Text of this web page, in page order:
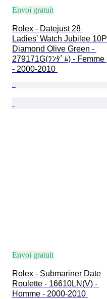
Envoi gratuit
Rolex - Datejust 28
Ladies' Watch Jubilee 10P
Diamond Olive Green -
279171G(ﾗﾝﾀﾞﾑ) - Femme
- 2000-2010
Envoi gratuit
Rolex - Submariner Date
Roulette - 16610LN(V) -
Homme - 2000-2010